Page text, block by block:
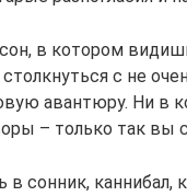
в котором
с не
авантюру. Ни в
– только так вы
в сонник,